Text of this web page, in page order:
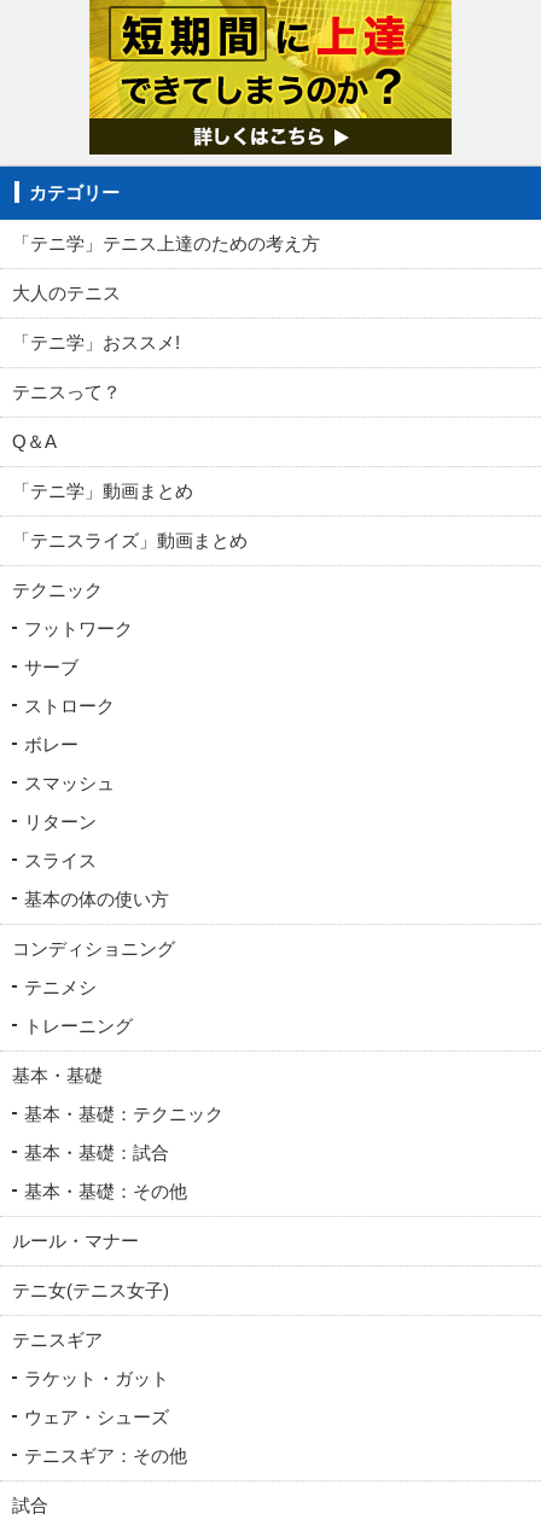
カテゴリー
「テニ学」テニス上達のための考え方
大人のテニス
「テニ学」おススメ!
テニスって？
Q＆A
「テニ学」動画まとめ
「テニスライズ」動画まとめ
テクニック
フットワーク
サーブ
ストローク
ボレー
スマッシュ
リターン
スライス
基本の体の使い方
コンディショニング
テニメシ
トレーニング
基本・基礎
基本・基礎：テクニック
基本・基礎：試合
基本・基礎：その他
ルール・マナー
テニ女(テニス女子)
テニスギア
ラケット・ガット
ウェア・シューズ
テニスギア：その他
試合